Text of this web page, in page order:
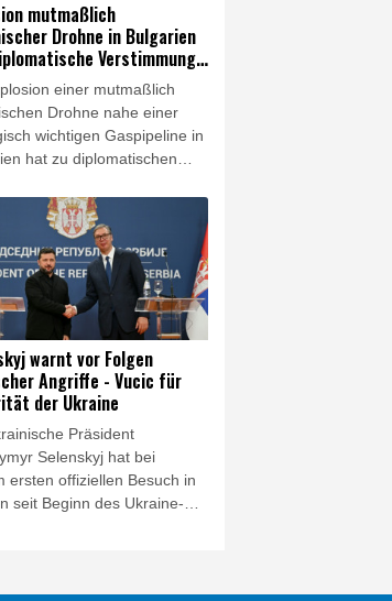
mutmaßlich
Drohne in Bulgarien
Verstimmung
einer mutmaßlich
Drohne nahe einer
wichtigen Gaspipeline in
hat zu diplomatischen
Nach einer ersten
der Trümmer erklärte
am
es handle sich um einen
der von den
Streitkräften "häufig
werde. Außenministerin
Petrowa bestellte
die ukrainische
für Montag ein. Kiew
vorsätzlich ein Fluggerät
gelenkt zu haben.
warnt vor Folgen
Angriffe - Vucic für
der Ukraine
Präsident
Selenskyj hat bei
ersten offiziellen Besuch in
seit Beginn des Ukraine-
habe "praktisch keine